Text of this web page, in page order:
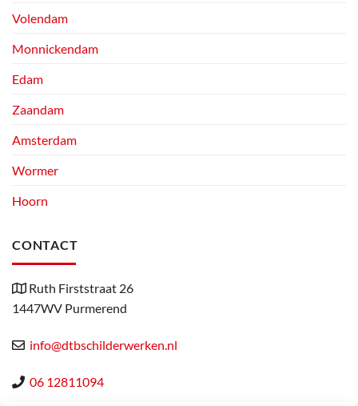
Volendam
Monnickendam
Edam
Zaandam
Amsterdam
Wormer
Hoorn
CONTACT
Ruth Firststraat 26
1447WV Purmerend
info@dtbschilderwerken.nl
06 12811094